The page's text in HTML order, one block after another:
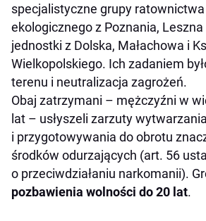
specjalistyczne grupy
ekologicznego z Poznania,
jednostki z Dolska, Małachowa i
Wielkopolskiego. Ich zadaniem
terenu i neutralizacja zagrożeń.
Obaj zatrzymani – mężczyźni w
lat – usłyszeli zarzuty wytwarzania
i przygotowywania do obrotu
środków odurzających (art. 56
o przeciwdziałaniu narkomanii).
pozbawienia wolności do 20 lat.